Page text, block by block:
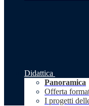
Didattica
Panoramica
Offerta
I progetti